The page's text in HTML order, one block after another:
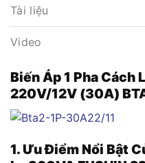
Tài liệu
Video
Biến Áp 1 Pha Cách
220V/12V (30A)
1. Ưu Điểm Nổi Bật